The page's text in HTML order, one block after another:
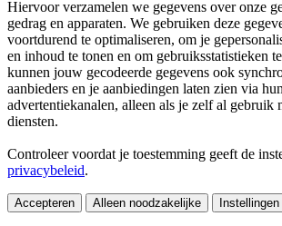
Hiervoor verzamelen we gegevens over onze
gedrag en apparaten. We gebruiken deze
voortdurend te optimaliseren, om je
en inhoud te tonen en om gebruiksstatistieken
kunnen jouw gecodeerde gegevens ook
aanbieders en je aanbiedingen laten zien via
advertentiekanalen, alleen als je zelf al gebruik
diensten.
Controleer voordat je toestemming geeft de
privacybeleid.
Accepteren Alleen noodzakelijke